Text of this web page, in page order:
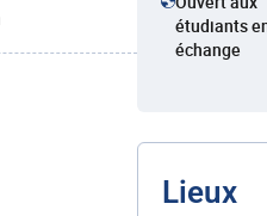
étudiants
échange
Lieux